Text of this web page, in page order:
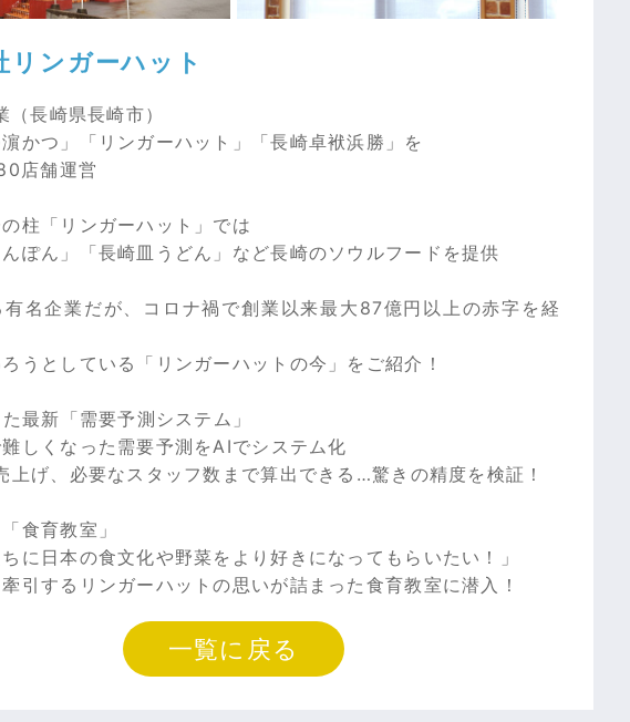
リンガーハット
長崎県長崎市）
濵かつ」「リンガーハット」「長崎卓袱浜勝」を
店舗運営
柱「リンガーハット」では
んぽん」「長崎皿うどん」など長崎のソウルフードを提供
名企業だが、コロナ禍で創業以来最大87億円以上の赤字を経
うとしている「リンガーハットの今」をご紹介！
最新「需要予測システム」
しくなった需要予測をAIでシステム化
上げ、必要なスタッフ数まで算出できる…驚きの精度を検証！
食育教室」
ちに日本の食文化や野菜をより好きになってもらいたい！」
引するリンガーハットの思いが詰まった食育教室に潜入！
一覧に戻る